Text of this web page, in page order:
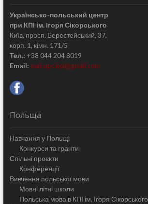
Українсько-польський центр
при КПІ ім. Ігоря Сікорського
Київ, просп. Берестейський, 37,
корп. 1, кімн. 171/5
Тел.: +38 044 204 8019
Email: mail.upc.kpi@gmail.com
Польща
Навчання у Польщі
Конкурси та гранти
Спільні проєкти
Конференції
Вивчення польської мови
Мовні літні школи
Польська мова в КПІ ім. Ігоря Сікорського